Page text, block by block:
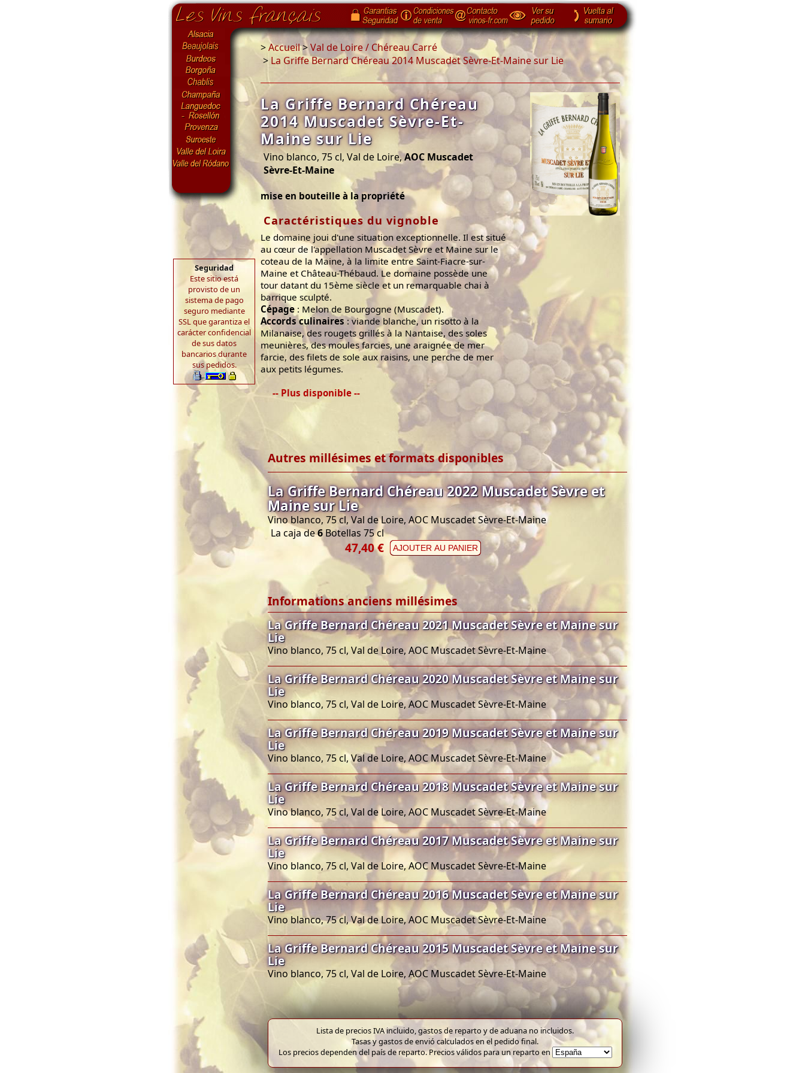
Seguridad
Este sitio está
provisto de un
sistema de pago
seguro mediante
SSL que garantiza el
carácter confidencial
de sus datos
bancarios durante
sus pedidos.
>Accueil>Val de Loire / Chéreau Carré
> La Griffe Bernard Chéreau 2014 Muscadet Sèvre-Et-Maine sur Lie
La Griffe Bernard Chéreau
2014 Muscadet Sèvre-Et-
Maine sur Lie
Vino blanco, 75 cl, Val de Loire,AOC Muscadet
Sèvre-Et-Maine
mise en bouteille à la propriété
Caractéristiques du vignoble
Le domaine joui d'une situation exceptionnelle. Il est situé
au cœur de l'appellation Muscadet Sèvre et Maine sur le
coteau de la Maine, à la limite entre Saint-Fiacre-sur-
Maine et Château-Thébaud. Le domaine possède une
tour datant du 15ème siècle et un remarquable chai à
barrique sculpté.
Cépage : Melon de Bourgogne (Muscadet).
Accords culinaires : viande blanche, un risotto à la
Milanaise, des rougets grillés à la Nantaise, des soles
meunières, des moules farcies, une araignée de mer
farcie, des filets de sole aux raisins, une perche de mer
aux petits légumes.
-- Plus disponible --
Autres millésimes et formats disponibles
La Griffe Bernard Chéreau 2022 Muscadet Sèvre et
Maine sur Lie
Vino blanco, 75 cl, Val de Loire, AOC Muscadet Sèvre-Et-Maine
La caja de6Botellas 75 cl
47,40 € AJOUTER AU PANIER
Informations anciens millésimes
La Griffe Bernard Chéreau 2021 Muscadet Sèvre et Maine sur
Lie
Vino blanco, 75 cl, Val de Loire, AOC Muscadet Sèvre-Et-Maine
La Griffe Bernard Chéreau 2020 Muscadet Sèvre et Maine sur
Lie
Vino blanco, 75 cl, Val de Loire, AOC Muscadet Sèvre-Et-Maine
La Griffe Bernard Chéreau 2019 Muscadet Sèvre et Maine sur
Lie
Vino blanco, 75 cl, Val de Loire, AOC Muscadet Sèvre-Et-Maine
La Griffe Bernard Chéreau 2018 Muscadet Sèvre et Maine sur
Lie
Vino blanco, 75 cl, Val de Loire, AOC Muscadet Sèvre-Et-Maine
La Griffe Bernard Chéreau 2017 Muscadet Sèvre et Maine sur
Lie
Vino blanco, 75 cl, Val de Loire, AOC Muscadet Sèvre-Et-Maine
La Griffe Bernard Chéreau 2016 Muscadet Sèvre et Maine sur
Lie
Vino blanco, 75 cl, Val de Loire, AOC Muscadet Sèvre-Et-Maine
La Griffe Bernard Chéreau 2015 Muscadet Sèvre et Maine sur
Lie
Vino blanco, 75 cl, Val de Loire, AOC Muscadet Sèvre-Et-Maine
Lista de precios IVA incluido, gastos de reparto y de aduana no incluidos.
Tasas y gastos de envió calculados en el pedido final.
Los precios dependen del país de reparto. Precios válidos para un reparto en